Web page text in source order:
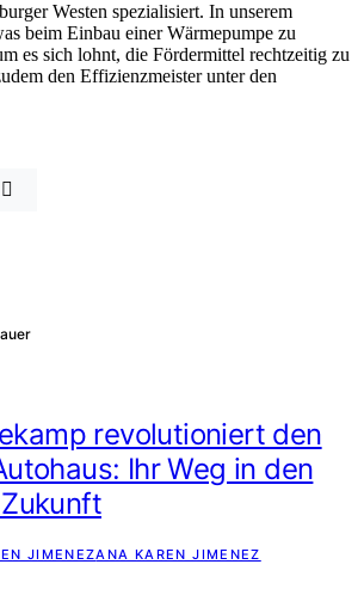
Westen spezialisiert. In unserem
beim Einbau einer Wärmepumpe zu
es sich lohnt, die Fördermittel rechtzeitig zu
den Effizienzmeister unter den
revolutioniert den
Ihr Weg in den
ANA KAREN JIMENEZ